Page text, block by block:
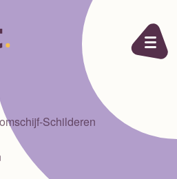
Ga naar de inhoud
Schilderen